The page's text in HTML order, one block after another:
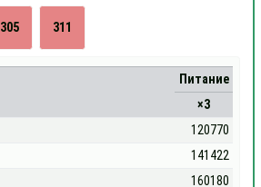
305 311
Питание
×3
120770
141422
160180